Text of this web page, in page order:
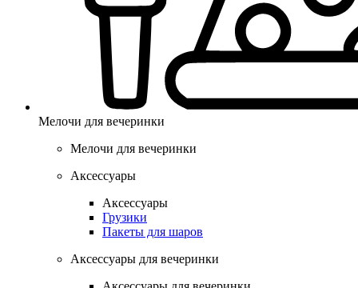
Мелочи для вечеринки
Мелочи для вечеринки
Аксессуары
Аксессуары
Грузики
Пакеты для шаров
Аксессуары для вечеринки